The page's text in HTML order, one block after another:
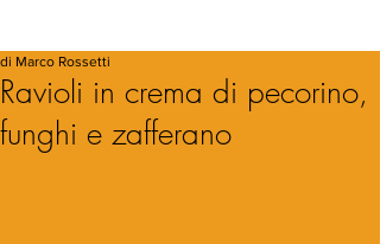
Ravioli in crema di pecorino,
funghi e zafferano
di Marco Rossetti